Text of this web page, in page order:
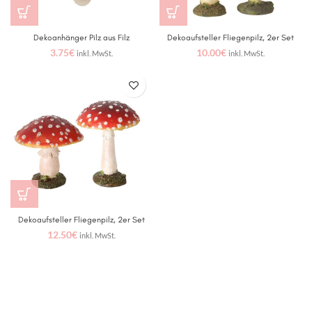
Dekoanhänger Pilz aus Filz
3.75€ inkl. MwSt.
Dekoaufsteller Fliegenpilz, 2er Set
10.00€ inkl. MwSt.
Dekoaufsteller Fliegenpilz, 2er Set
12.50€ inkl. MwSt.